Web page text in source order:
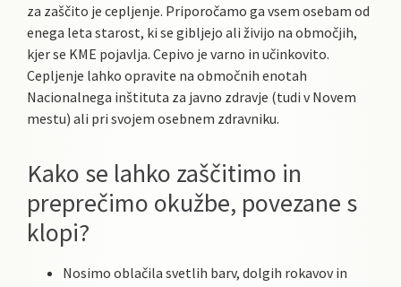
za zaščito je cepljenje. Priporočamo ga vsem osebam od
enega leta starost, ki se gibljejo ali živijo na območjih,
kjer se KME pojavlja. Cepivo je varno in učinkovito.
Cepljenje lahko opravite na območnih enotah
Nacionalnega inštituta za javno zdravje (tudi v Novem
mestu) ali pri svojem osebnem zdravniku.
Kako se lahko zaščitimo in
preprečimo okužbe, povezane s
klopi?
Nosimo oblačila svetlih barv, dolgih rokavov in